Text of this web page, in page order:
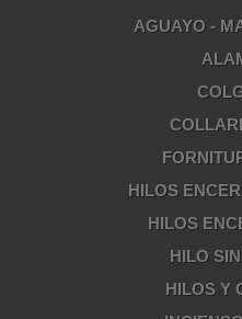
AGUAYO -
HILOS
HILOS
HILO
HILOS Y